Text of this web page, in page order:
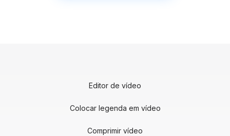
Editor de vídeo
Colocar legenda em vídeo
Comprimir vídeo